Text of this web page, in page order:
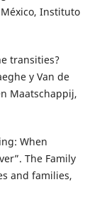
Instituto
transities?
y Van de
Maatschappij,
When
The Family
and families,